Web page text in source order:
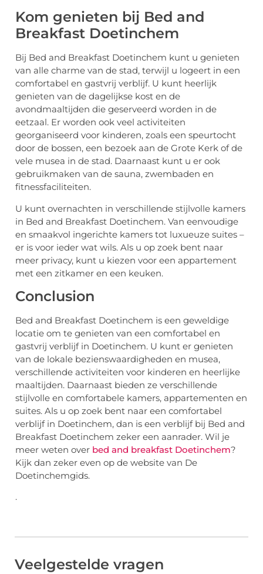
Kom genieten bij Bed and
Breakfast Doetinchem
Bij Bed and Breakfast Doetinchem kunt u genieten
van alle charme van de stad, terwijl u logeert in een
comfortabel en gastvrij verblijf. U kunt heerlijk
genieten van de dagelijkse kost en de
avondmaaltijden die geserveerd worden in de
eetzaal. Er worden ook veel activiteiten
georganiseerd voor kinderen, zoals een speurtocht
door de bossen, een bezoek aan de Grote Kerk of de
vele musea in de stad. Daarnaast kunt u er ook
gebruikmaken van de sauna, zwembaden en
fitnessfaciliteiten.
U kunt overnachten in verschillende stijlvolle kamers
in Bed and Breakfast Doetinchem. Van eenvoudige
en smaakvol ingerichte kamers tot luxueuze suites –
er is voor ieder wat wils. Als u op zoek bent naar
meer privacy, kunt u kiezen voor een appartement
met een zitkamer en een keuken.
Conclusion
Bed and Breakfast Doetinchem is een geweldige
locatie om te genieten van een comfortabel en
gastvrij verblijf in Doetinchem. U kunt er genieten
van de lokale bezienswaardigheden en musea,
verschillende activiteiten voor kinderen en heerlijke
maaltijden. Daarnaast bieden ze verschillende
stijlvolle en comfortabele kamers, appartementen en
suites. Als u op zoek bent naar een comfortabel
verblijf in Doetinchem, dan is een verblijf bij Bed and
Breakfast Doetinchem zeker een aanrader. Wil je
meer weten over bed and breakfast Doetinchem?
Kijk dan zeker even op de website van De
Doetinchemgids.
.
Veelgestelde vragen